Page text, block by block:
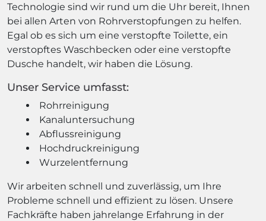
Technologie sind wir rund um die Uhr bereit, Ihnen
bei allen Arten von Rohrverstopfungen zu helfen.
Egal ob es sich um eine verstopfte Toilette, ein
verstopftes Waschbecken oder eine verstopfte
Dusche handelt, wir haben die Lösung.
Unser Service umfasst:
Rohrreinigung
Kanaluntersuchung
Abflussreinigung
Hochdruckreinigung
Wurzelentfernung
Wir arbeiten schnell und zuverlässig, um Ihre
Probleme schnell und effizient zu lösen. Unsere
Fachkräfte haben jahrelange Erfahrung in der